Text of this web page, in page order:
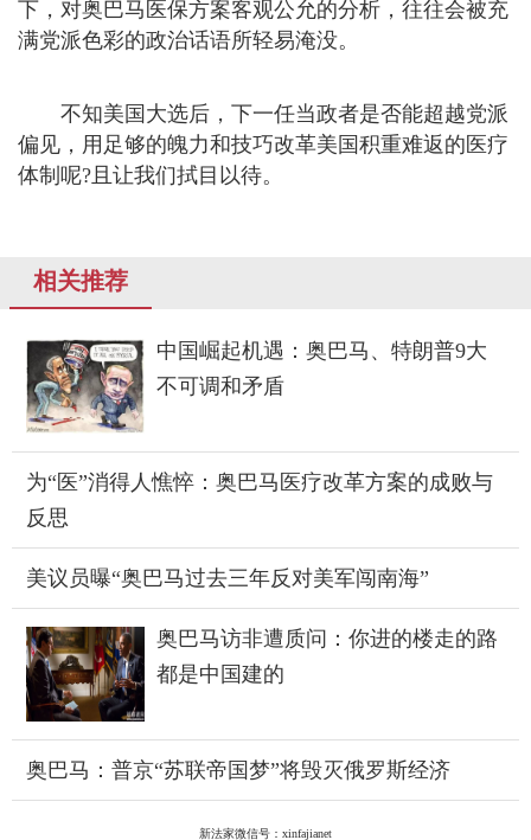
下，对奥巴马医保方案客观公允的分析，往往会被充
满党派色彩的政治话语所轻易淹没。
不知美国大选后，下一任当政者是否能超越党派
偏见，用足够的魄力和技巧改革美国积重难返的医疗
体制呢?且让我们拭目以待。
相关推荐
中国崛起机遇：奥巴马、特朗普9大
不可调和矛盾
为“医”消得人憔悴：奥巴马医疗改革方案的成败与
反思
美议员曝“奥巴马过去三年反对美军闯南海”
奥巴马访非遭质问：你进的楼走的路
都是中国建的
奥巴马：普京“苏联帝国梦”将毁灭俄罗斯经济
新法家微信号：xinfajianet